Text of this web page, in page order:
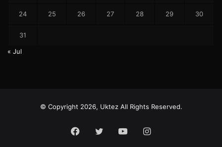
24 25 26 27 28 29 30
31
« Jul
© Copyright 2026, Uktez All Rights Reserved.
Facebook
Twitter YouTubeInstagram